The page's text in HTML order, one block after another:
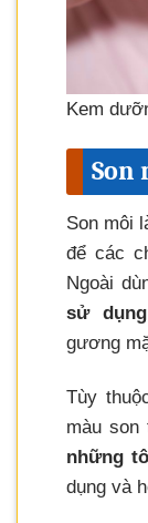
Kem
Son
Son môi
để các
Ngoài
sử
gương
Tùy
màu son
những
dụng và